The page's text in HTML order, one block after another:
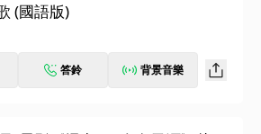
(國語版)
答鈴 背景音樂